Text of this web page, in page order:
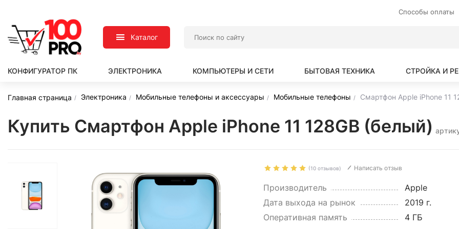
Способы оплаты
Каталог
КОНФИГУРАТОР ПК ЭЛЕКТРОНИКА КОМПЬЮТЕРЫ И СЕТИ БЫТОВАЯ ТЕХНИКА СТРОЙКА И
Главная страница Электроника Мобильные телефоны и аксессуары Мобильные телефоны Смартфон Apple iPhone 11
Купить Смартфон Apple iPhone 11 128GB (белый)
(10 отзывов) Написать отзыв
Производитель
Apple
Дата выхода на рынок
2019 г.
Оперативная память
4 ГБ